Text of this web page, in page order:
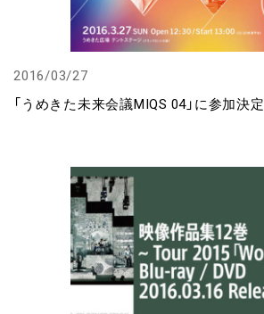
2016/03/27
「うめきた未来会議MIQS 04」に参加決定